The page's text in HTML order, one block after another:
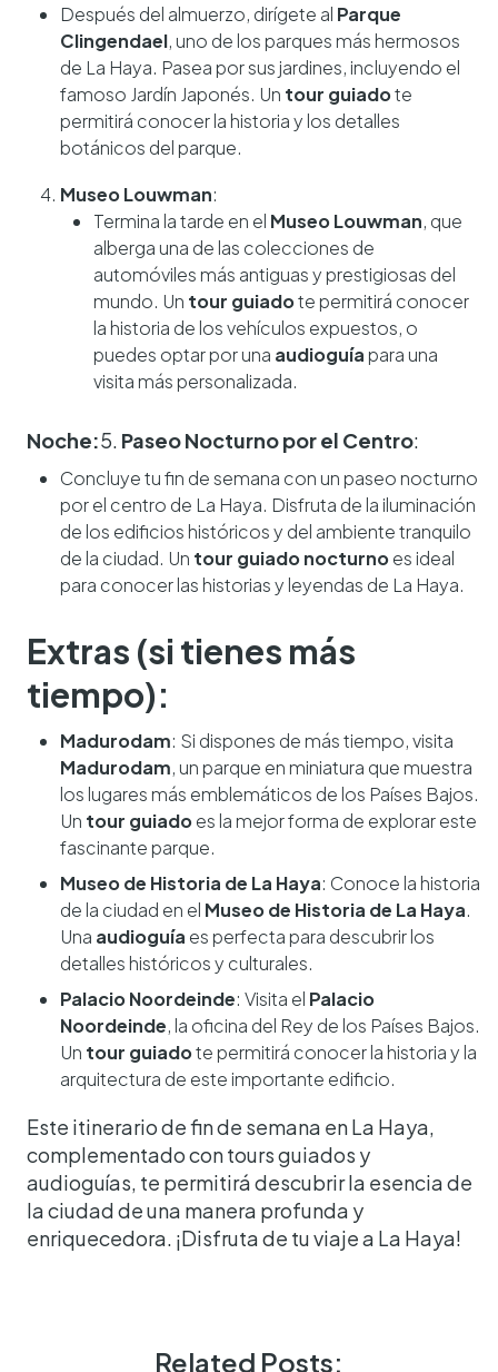
Después del almuerzo, dirígete al Parque
Clingendael, uno de los parques más hermosos
de La Haya. Pasea por sus jardines, incluyendo el
famoso Jardín Japonés. Un tour guiadote
permitirá conocer la historia y los detalles
botánicos del parque.
Museo Louwman:
Termina la tarde en el Museo Louwman, que
alberga una de las colecciones de
automóviles más antiguas y prestigiosas del
mundo. Un tour guiadote permitirá conocer
la historia de los vehículos expuestos, o
puedes optar por una audioguía para una
visita más personalizada.
Noche:5. Paseo Nocturno por el Centro:
Concluye tu fin de semana con un paseo nocturno
por el centro de La Haya. Disfruta de la iluminación
de los edificios históricos y del ambiente tranquilo
de la ciudad. Un tour guiado nocturnoes ideal
para conocer las historias y leyendas de La Haya.
Extras (si tienes más
tiempo):
Madurodam: Si dispones de más tiempo, visita
Madurodam, un parque en miniatura que muestra
los lugares más emblemáticos de los Países Bajos.
Un tour guiadoes la mejor forma de explorar este
fascinante parque.
Museo de Historia de La Haya: Conoce la historia
de la ciudad en el Museo de Historia de La Haya.
Una audioguía es perfecta para descubrir los
detalles históricos y culturales.
Palacio Noordeinde: Visita el Palacio
Noordeinde, la oficina del Rey de los Países Bajos.
Un tour guiadote permitirá conocer la historia y la
arquitectura de este importante edificio.
Este itinerario de fin de semana en La Haya,
complementado con tours guiados y
audioguías, te permitirá descubrir la esencia de
la ciudad de una manera profunda y
enriquecedora. ¡Disfruta de tu viaje a La Haya!
Related Posts: